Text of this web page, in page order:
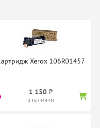
нет в наличии
Xerox 106R01457
1 150 ₽
в наличии